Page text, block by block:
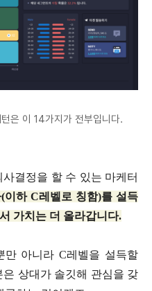
은 이 14가지가 전부입니다.
결정을 할 수 있는 마케터
이하 C레벨로 칭함)를 설득
가치는 더 올라갑니다.
만 아니라 C레벨을 설득할
상대가 솔깃해 관심을 갖